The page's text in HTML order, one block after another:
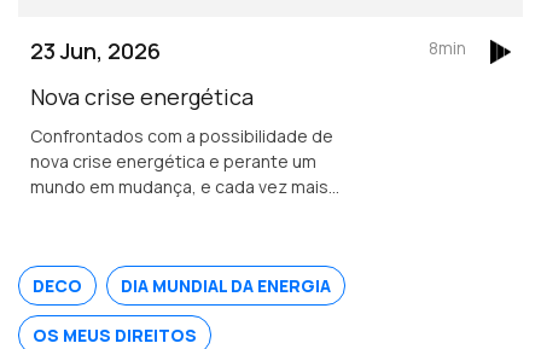
digital do dinheiro emitido pelo banco
central.
23 Jun, 2026
Nova crise energética
Confrontados com a possibilidade de
nova crise energética e perante um
mundo em mudança, e cada vez mais
sacrifício e passar a ser vista como
uma escolha consciente, inteligente,
que poderá ser até libertadora.
8min
DECO DIA MUNDIAL DA ENERGIA
OS MEUS DIREITOS